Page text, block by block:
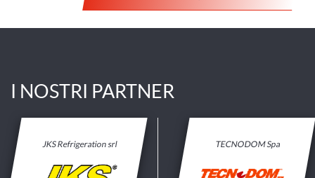
I NOSTRI PARTNER
JKS Refrigeration srl TECNODOM Spa